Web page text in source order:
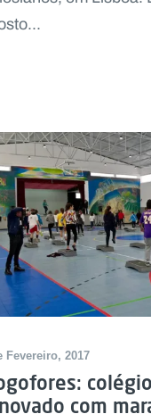
Fevereiro, 2017
com